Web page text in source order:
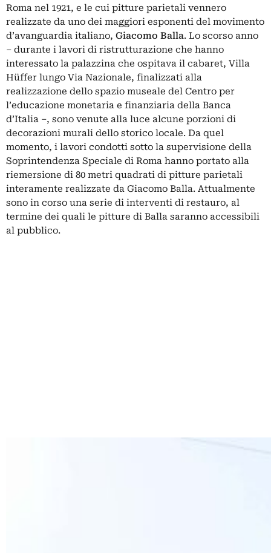
Roma nel 1921, e le cui pitture parietali vennero
realizzate da uno dei maggiori esponenti del movimento
d’avanguardia italiano, Giacomo Balla. Lo scorso anno
– durante i lavori di ristrutturazione che hanno
interessato la palazzina che ospitava il cabaret, Villa
Hüffer lungo Via Nazionale, finalizzati alla
realizzazione dello spazio museale del Centro per
l’educazione monetaria e finanziaria della Banca
d’Italia –, sono venute alla luce alcune porzioni di
decorazioni murali dello storico locale. Da quel
momento, i lavori condotti sotto la supervisione della
Soprintendenza Speciale di Roma hanno portato alla
riemersione di 80 metri quadrati di pitture parietali
interamente realizzate da Giacomo Balla. Attualmente
sono in corso una serie di interventi di restauro, al
termine dei quali le pitture di Balla saranno accessibili
al pubblico.